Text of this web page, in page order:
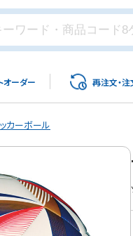
オーダー 再注文・注
カーボール